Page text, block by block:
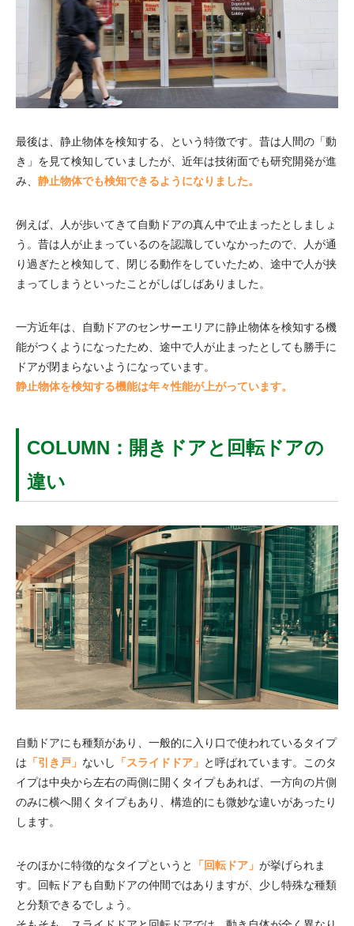
最後は、静止物体を検知する、という特徴です。昔は人間の「動
き」を見て検知していましたが、近年は技術面でも研究開発が進
み、 静止物体でも検知できるようになりました。
例えば、人が歩いてきて自動ドアの真ん中で止まったとしましょ
う。昔は人が止まっているのを認識していなかったので、人が通
り過ぎたと検知して、閉じる動作をしていたため、途中で人が挟
まってしまうといったことがしばしばありました。
一方近年は、自動ドアのセンサーエリアに静止物体を検知する機
能がつくようになったため、途中で人が止まったとしても勝手に
ドアが閉まらないようになっています。
静止物体を検知する機能は年々性能が上がっています。
COLUMN：開きドアと回転ドアの
違い
自動ドアにも種類があり、一般的に入り口で使われているタイプ
は 「引き戸」 ないし 「スライドドア」 と呼ばれています。このタ
イプは中央から左右の両側に開くタイプもあれば、一方向の片側
のみに横へ開くタイプもあり、構造的にも微妙な違いがあったり
します。
そのほかに特徴的なタイプというと 「回転ドア」 が挙げられま
す。回転ドアも自動ドアの仲間ではありますが、少し特殊な種類
と分類できるでしょう。